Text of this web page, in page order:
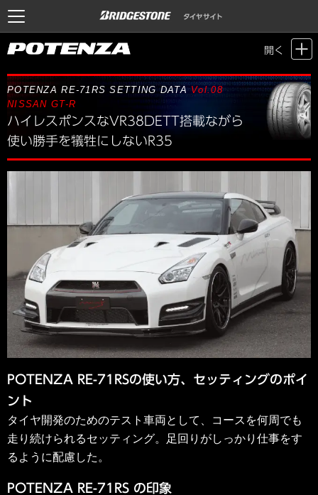
開く
Motor Sports / Time Attack > POTENZA SETTING DATA
> Vol.08 NISSAN
POTENZA RE-71RS SETTING DATAVol.08
NISSAN GT-R
ハイレスポンスなVR38DETT搭載ながら
使い勝手を犠牲にしないR35
POTENZA RE-71RSの使い方、セッティングのポイ
ント
タイヤ開発のためのテスト車両として、コースを何周でも
走り続けられるセッティング。足回りがしっかり仕事をす
るように配慮した。
POTENZA RE-71RS の印象